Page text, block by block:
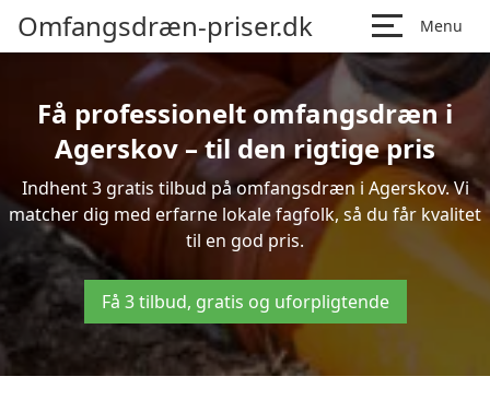
Omfangsdræn-priser.dk Menu
Få professionelt omfangsdræn i
Agerskov – til den rigtige pris
Indhent 3 gratis tilbud på omfangsdræn i Agerskov. Vi
matcher dig med erfarne lokale fagfolk, så du får kvalitet
til en god pris.
Få 3 tilbud, gratis og uforpligtende